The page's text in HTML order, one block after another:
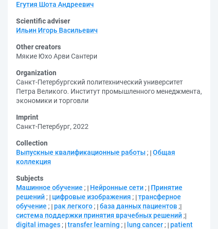
Егутия Шота Андреевич
Scientific adviser
Ильин Игорь Васильевич
Other creators
Мякие Юхо Арви Сантери
Organization
Санкт-Петербургский политехнический университет
Петра Великого. Институт промышленного менеджмента,
экономики и торговли
Imprint
Санкт-Петербург, 2022
Collection
Выпускные квалификационные работы ; Общая
коллекция
Subjects
Машинное обучение ; Нейронные сети ;
Принятие
решений ; цифровые изображения ; трансферное
обучение ; рак легкого ; база данных пациентов ;
система поддержки принятия врачебных решений ;
digital images ; transfer learning ; lung cancer ; patient